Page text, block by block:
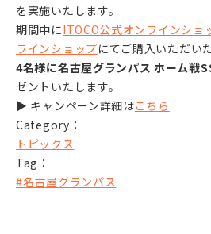
を実施いたします。
期間中にITOCO公式オンラインショ
ラインショップにてご購入いただい
4名様に名古屋グランパス ホーム戦
ゼントいたします。
▶ キャンペーン詳細はこちら
Category：
トピックス
Tag：
#名古屋グランパス